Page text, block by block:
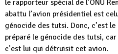
le rapporteur spécial de l’ONU
abattu l’avion présidentiel est
génocide des tutsi. Donc, c’est le
préparé le génocide des tutsi,
c’est lui qui détruisit cet avion.